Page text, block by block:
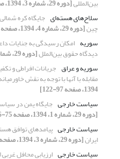
بین‌المللی[دوره 29، شماره 3، 1394، صفحه 35-56]
سلاح‌های هسته‌ای جایگاه کره
چین[دوره 29، شماره 4، 1394، صفحه 81-110]
سوریه امکان رسیدگی به جنایات
دیدگاه حقوق بین‌الملل[دوره 29، شماره 4، 1394، صفحه 51-79]
سوریه و عراق جریانات افراطی و
مقابله با آنها با توجه به نقش
1394، صفحه 97-122]
سیاست خارجی جایگاه یمن در
[دوره 29، شماره 1، 1394، صفحه 75-96]
سیاست خارجی پیامدهای توافق
ایران[دوره 29، شماره 3، 1394، صفحه 57-78]
سیاست خارجی ارزیابی محافل